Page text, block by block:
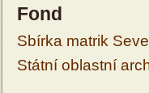
Fond
Sbírka matrik
Státní oblastní